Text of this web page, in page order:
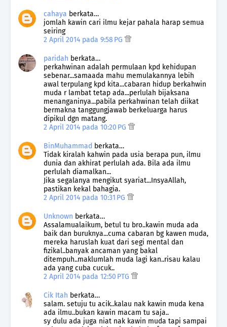
cahaya berkata…
jomlah kawin cari ilmu kejar pahala harap semua
seiring
2 April 2014 pada 9:58 PG
paridah berkata…
perkahwinan adalah permulaan kpd kehidupan
sebenar...samaada mahu memulakannya lebih
awal terpulang kpd kita...cabaran hidup berkahwin
muda r lambat tetap ada...perlulah bijaksana
menanganinya...pabila perkahwinan telah diikat
bermakna tanggungjawab berkeluarga harus
dipikul dgn matang.
2 April 2014 pada 10:20 PG
BinMuhammad berkata…
Tidak kiralah kahwin pada usia berapa pun, ilmu
dunia dan akhirat perlulah ada. Bila ada ilmu
perlulah diamalkan...
Jika segalanya mengikut syariat...InsyaAllah,
pastikan kekal bahagia.
2 April 2014 pada 10:31 PG
Unknown berkata…
Assalamualaikum, betul tu bro..kawin muda ada
baik dan buruknya...cuma cabaran bg kawen muda,
mereka haruslah kuat dari segi mental dan
fizikal..banyak ancaman yang bakal
ditempuh..maklumlah muda lagi kan..risau kalau
ada yang cuba cucuk..
2 April 2014 pada 12:50 PTG
Cik Itah berkata…
salam. setuju tu acik..kalau nak kawin muda kena
ada ilmu..bukan kawin macam tu saja..
sy dulu ada juga niat nak kawin muda tapi sampai